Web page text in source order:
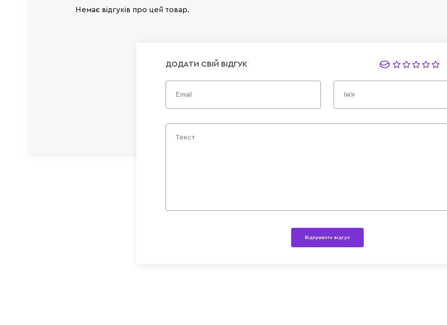
Немає відгуків про цей товар.
ДОДАТИ СВІЙ ВІДГУК
Відправити відгук